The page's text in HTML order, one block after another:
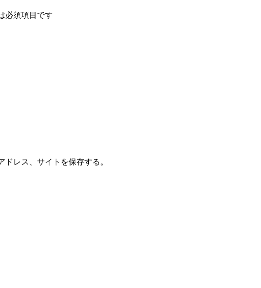
必須項目です
レス、サイトを保存する。